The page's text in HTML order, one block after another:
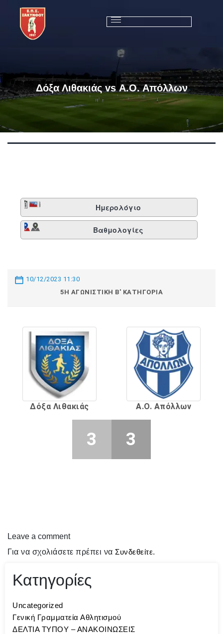
Δόξα Λιθακιάς vs Α.Ο. Απόλλων
Ημερολόγιο
Βαθμολογίες
10/12/2023 11:30
5Η ΑΓΩΝΙΣΤΙΚΉ Β' ΚΑΤΗΓΟΡΊΑ
Δόξα Λιθακιάς Α.Ο. Απόλλων
3 3
Leave a comment
Για να σχολιάσετε πρέπει να Συνδεθείτε.
Κατηγορίες
Uncategorized
Γενική Γραμματεία Αθλητισμού
ΔΕΛΤΙΑ ΤΥΠΟΥ – ΑΝΑΚΟΙΝΩΣΕΙΣ